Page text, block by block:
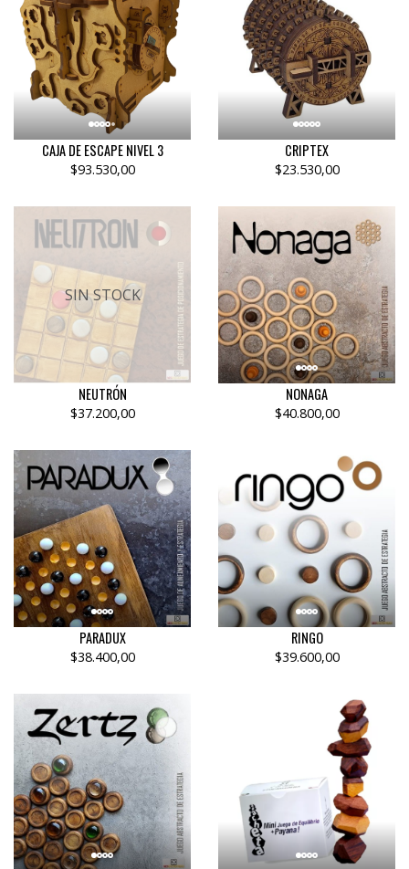
CAJA DE ESCAPE NIVEL 3
$93.530,00
CRIPTEX
$23.530,00
SIN STOCK
NEUTRÓN
$37.200,00
NONAGA
$40.800,00
PARADUX
$38.400,00
RINGO
$39.600,00